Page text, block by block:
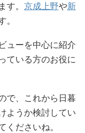
す。 京成上野や新
。
ューを中心に紹介
ている方のお役に
で、これから日暮
ようか検討してい
くださいね。